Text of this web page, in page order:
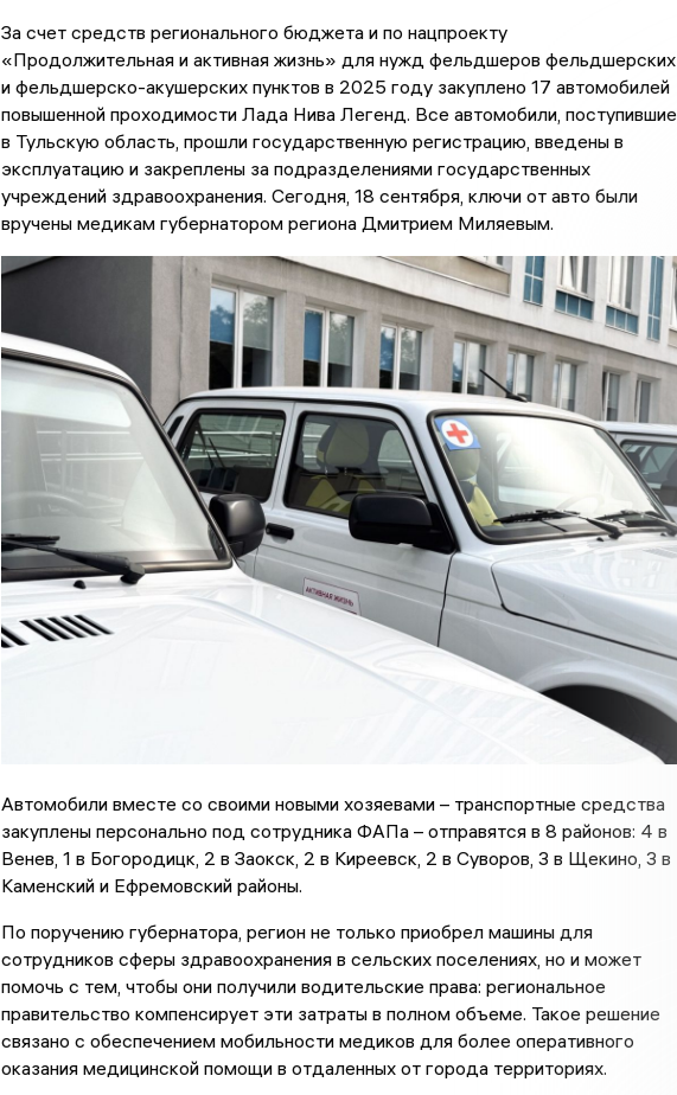
За счет средств регионального бюджета и по нацпроекту
«Продолжительная и активная жизнь» для нужд фельдшеров фельдшерских
и фельдшерско-акушерских пунктов в 2025 году закуплено 17 автомобилей
повышенной проходимости Лада Нива Легенд. Все автомобили, поступившие
в Тульскую область, прошли государственную регистрацию, введены в
эксплуатацию и закреплены за подразделениями государственных
учреждений здравоохранения. Сегодня, 18 сентября, ключи от авто были
вручены медикам губернатором региона Дмитрием Миляевым.
Автомобили вместе со своими новыми хозяевами – транспортные средства
закуплены персонально под сотрудника ФАПа – отправятся в 8 районов: 4 в
Венев, 1 в Богородицк, 2 в Заокск, 2 в Киреевск, 2 в Суворов, 3 в Щекино, 3 в
Каменский и Ефремовский районы.
По поручению губернатора, регион не только приобрел машины для
сотрудников сферы здравоохранения в сельских поселениях, но и может
помочь с тем, чтобы они получили водительские права: региональное
правительство компенсирует эти затраты в полном объеме. Такое решение
связано с обеспечением мобильности медиков для более оперативного
оказания медицинской помощи в отдаленных от города территориях.